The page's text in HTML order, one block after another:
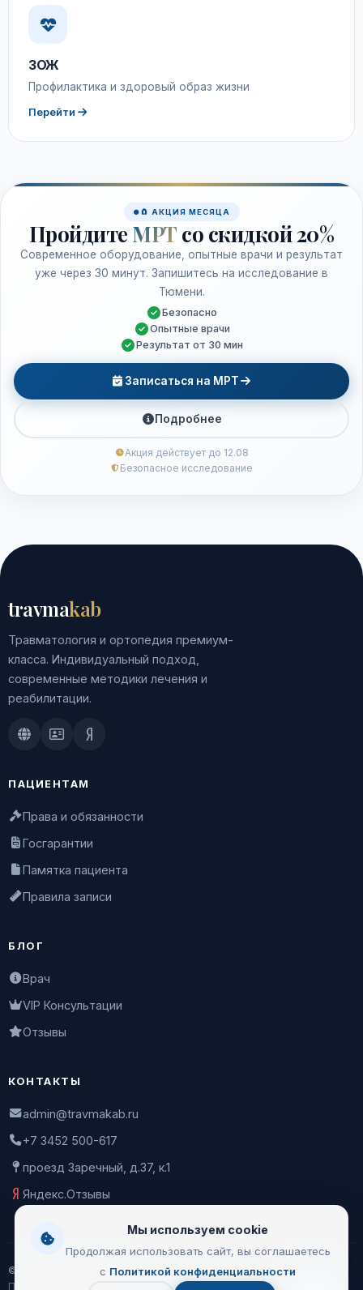
ЗОЖ
Профилактика и здоровый образ жизни
Перейти
🧲 АКЦИЯ МЕСЯЦА
Пройдите МРТ со скидкой 20%
Современное оборудование, опытные врачи и результат
уже через 30 минут. Запишитесь на исследование в
Тюмени.
Безопасно
Опытные врачи
Результат от 30 мин
Записаться на МРТ
Подробнее
Акция действует до 12.08
Безопасное исследование
travmakab
Травматология и ортопедия премиум-
класса. Индивидуальный подход,
современные методики лечения и
реабилитации.
Doctu.ruПроДокторов
Яндекс.Здоровье
ПАЦИЕНТАМ
Права и обязанности
Госгарантии
Памятка пациента
Правила записи
БЛОГ
Врач
VIP Консультации
Отзывы
КОНТАКТЫ
admin@travmakab.ru
+7 3452 500-617
проезд Заречный, д.37, к.1
Яндекс.Отзывы
© 2026 Leontiev Clinic
Пользовательское соглашение
Мы используем cookie
Продолжая использовать сайт, вы соглашаетесь
с Политикой конфиденциальности